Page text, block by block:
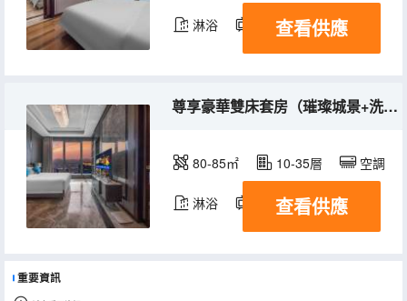
淋浴 電視機 冰箱
查看供應
尊享豪華雙床套房（璀璨城景+洗烘一體機）
80-85㎡ 10-35層 空調
淋浴 電視機 冰箱
查看供應
重要資訊